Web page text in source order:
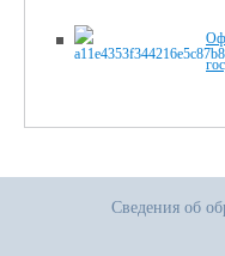
Сведения об